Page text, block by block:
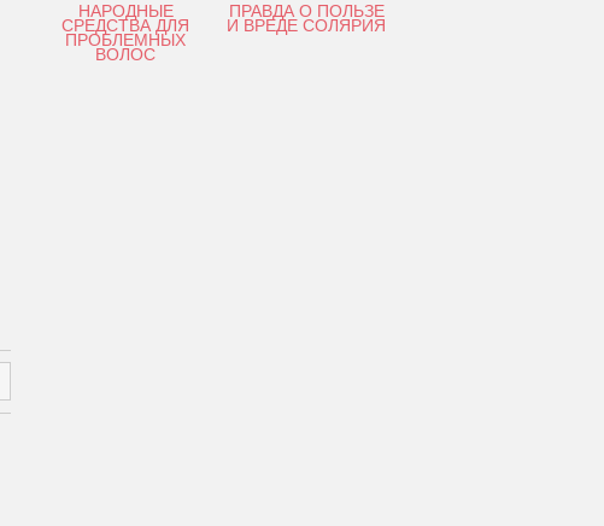
НАРОДНЫЕ
СРЕДСТВА ДЛЯ
ПРОБЛЕМНЫХ
ВОЛОС
ПРАВДА О ПОЛЬЗЕ
И ВРЕДЕ СОЛЯРИЯ